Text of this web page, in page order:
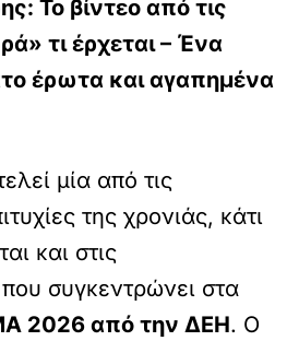
Το βίντεο από τις
τι έρχεται – Ένα
έρωτα και αγαπημένα
μία από τις
της χρονιάς, κάτι
και στις
συγκεντρώνει στα
2026 από την ΔΕΗ. Ο